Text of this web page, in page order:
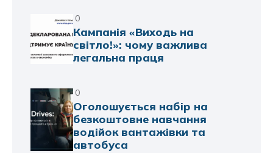
0
Кампанія «Виходь на
світло!»: чому важлива
легальна праця
0
Оголошується набір на
безкоштовне навчання
водійок вантажівки та
автобуса